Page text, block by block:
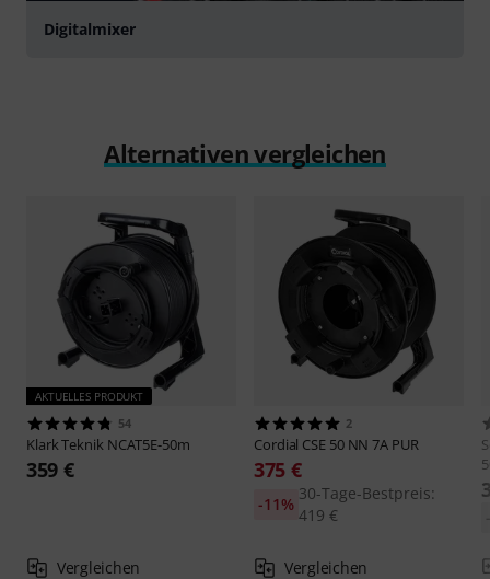
Digitalmixer
Alternativen vergleichen
AKTUELLES PRODUKT
54
Klark Teknik NCAT5E-50m
359 €
Vergleichen
2
Cordial CSE 50 NN 7A PUR
375 €
30-Tage-Bestpreis:
419 €
-11%
Vergleichen